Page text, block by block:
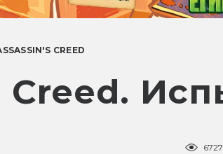
CREED
Creed.
6727